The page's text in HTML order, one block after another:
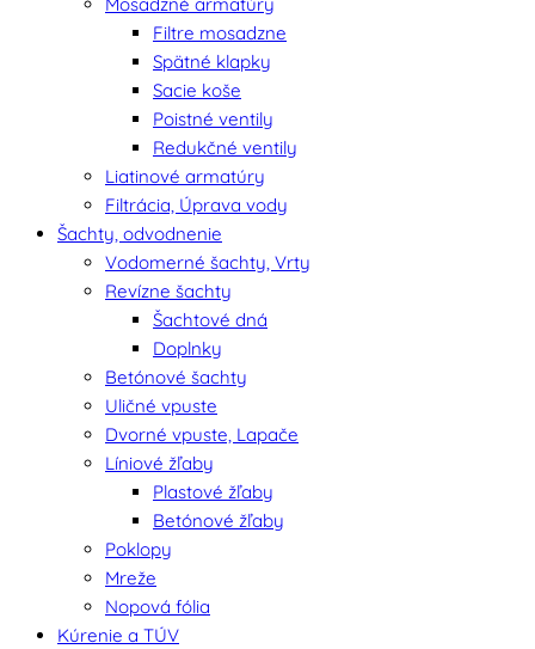
Filtre mosadzne
Spätné klapky
Sacie koše
Poistné ventily
Redukčné ventily
Liatinové armatúry
Filtrácia, Úprava vody
Šachty, odvodnenie
Vodomerné šachty, Vrty
Revízne šachty
Šachtové dná
Doplnky
Betónové šachty
Uličné vpuste
Dvorné vpuste, Lapače
Líniové žľaby
Plastové žľaby
Betónové žľaby
Poklopy
Mreže
Nopová fólia
Kúrenie a TÚV